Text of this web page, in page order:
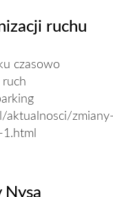
ruchu
czasowo
ruch
aktualnosci/
Nysa